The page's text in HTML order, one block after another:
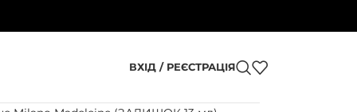
ВХІД / РЕЄСТРАЦІЯ